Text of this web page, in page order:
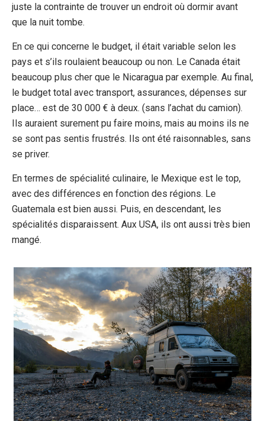
juste la contrainte de trouver un endroit où dormir avant
que la nuit tombe.
En ce qui concerne le budget, il était variable selon les
pays et s’ils roulaient beaucoup ou non. Le Canada était
beaucoup plus cher que le Nicaragua par exemple. Au final,
le budget total avec transport, assurances, dépenses sur
place… est de 30 000 € à deux. (sans l’achat du camion).
Ils auraient surement pu faire moins, mais au moins ils ne
se sont pas sentis frustrés. Ils ont été raisonnables, sans
se priver.
En termes de spécialité culinaire, le Mexique est le top,
avec des différences en fonction des régions. Le
Guatemala est bien aussi. Puis, en descendant, les
spécialités disparaissent. Aux USA, ils ont aussi très bien
mangé.